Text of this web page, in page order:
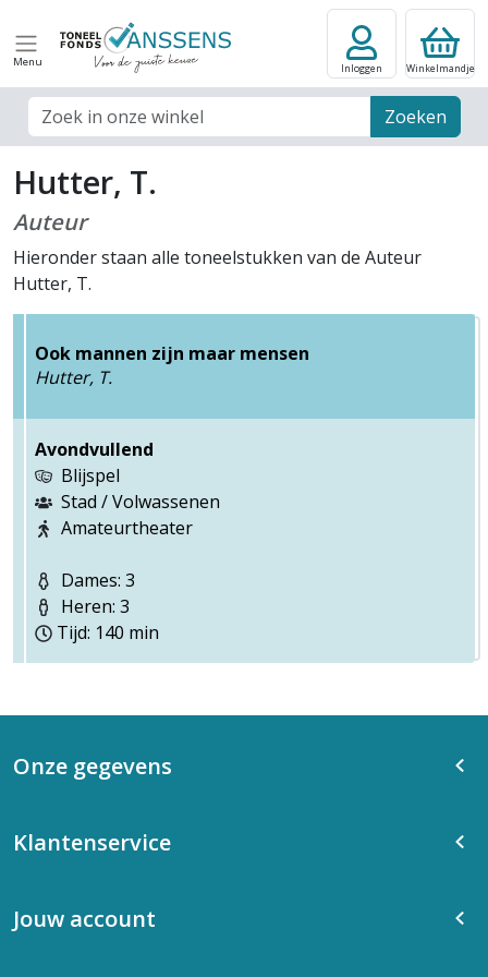
Menu
Zoek veld Zoeken
Inloggen Winkelmandje
Hutter, T.
Auteur
Hieronder staan alle toneelstukken van de Auteur
Hutter, T.
Ook mannen zijn maar mensen
Hutter, T.
Avondvullend
Blijspel
Stad / Volwassenen
Amateurtheater
Dames: 3
Heren: 3
Tijd: 140 min
Onze gegevens
Klantenservice
Jouw account